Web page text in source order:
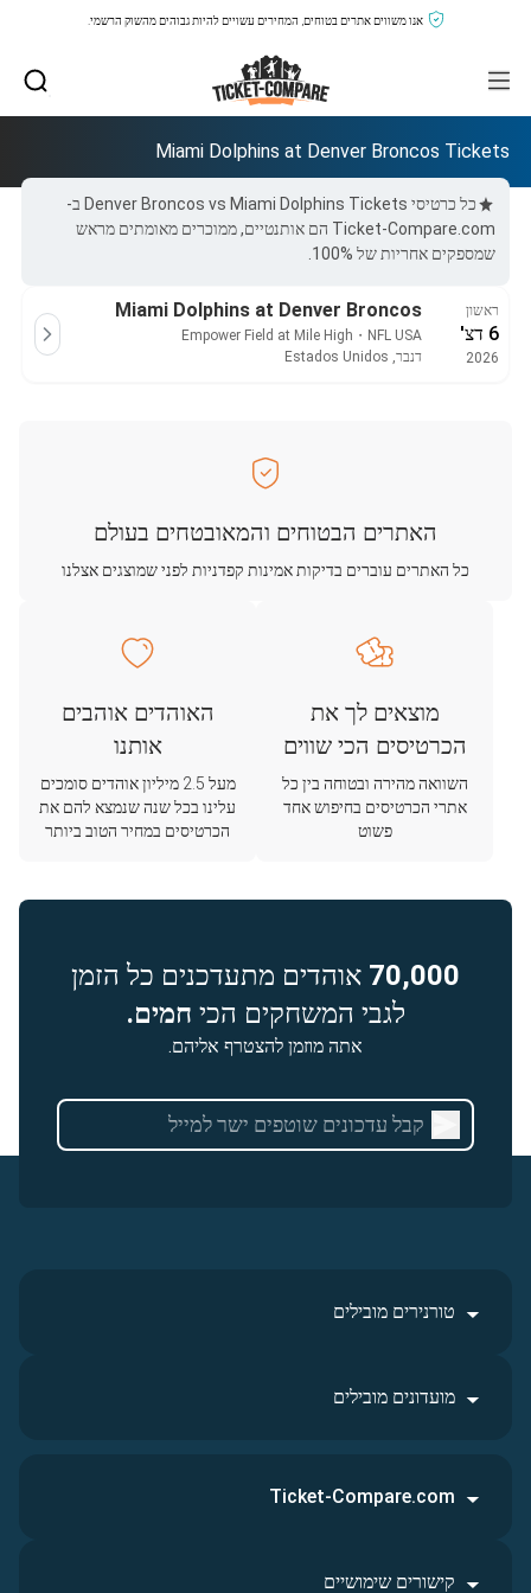
אנו משווים אתרים בטוחים, המחירים עשויים להיות גבוהים מהשוק הרשמי.
Miami Dolphins at Denver Broncos Tickets
כל כרטיסי Denver Broncos vs Miami Dolphins Tickets ב-
Ticket-Compare.com הם אותנטיים, ממוכרים מאומתים מראש
שמספקים אחריות של 100%.
ראשון
6 דצ'
2026
Miami Dolphins at Denver Broncos
NFL USA
・
Empower Field at Mile High
דנבר, Estados Unidos
האתרים הבטוחים והמאובטחים בעולם
כל האתרים עוברים בדיקות אמינות קפדניות לפני שמוצגים אצלנו
מוצאים לך את
הכרטיסים הכי שווים
השוואה מהירה ובטוחה בין כל
אתרי הכרטיסים בחיפוש אחד
פשוט
האוהדים אוהבים
אותנו
מעל 2.5 מיליון אוהדים סומכים
עלינו בכל שנה שנמצא להם את
הכרטיסים במחיר הטוב ביותר
70,000 אוהדים מתעדכנים כל הזמן
לגבי המשחקים הכי חמים.
אתה מוזמן להצטרף אליהם.
טורנירים מובילים
מועדונים מובילים
Ticket-Compare.com
קישורים שימושיים